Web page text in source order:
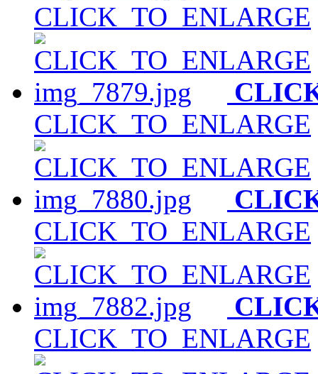
CLICK_TO_ENLARGE
CLICK_TO_ENLARGE
CLICK_TO_ENLARGE
CLICK_TO_ENLARGE